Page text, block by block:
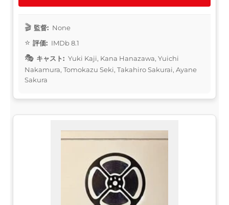
監督: None
評価: IMDb 8.1
キャスト: Yuki Kaji, Kana Hanazawa, Yuichi
Nakamura, Tomokazu Seki, Takahiro Sakurai, Ayane
Sakura